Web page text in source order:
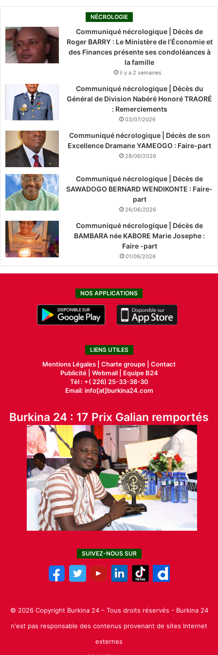
NÉCROLOGIE
Communiqué nécrologique | Décès de
Roger BARRY : Le Ministère de l’Économie et
des Finances présente ses condoléances à
la famille
il y a 2 semaines
Communiqué nécrologique | Décès du
Général de Division Nabéré Honoré TRAORÉ
: Remerciements
03/07/2026
Communiqué nécrologique | Décès de son
Excellence Dramane YAMEOGO : Faire-part
28/06/2026
Communiqué nécrologique | Décès de
SAWADOGO BERNARD WENDIKONTE : Faire-
part
26/06/2026
Communiqué nécrologique | Décès de
BAMBARA née KABORE Marie Josephe :
Faire -part
01/06/2026
NOS APPLICATIONS
LIENS UTILES
Mentions Légales | Charte groupe | Contact
Publicité| Webmail |
Equipe B24
Tél : +( 226) 25-33-38-30
Email: info[at]burkina24.com
Burkina 24 : 17 Prix Galian remportés
SUIVEZ-NOUS SUR
© 2026 Copyright Burkina 24 – Tous droits réservés - Burkina 24
n'est pas responsable des contenus provenant de sites Internet
externes